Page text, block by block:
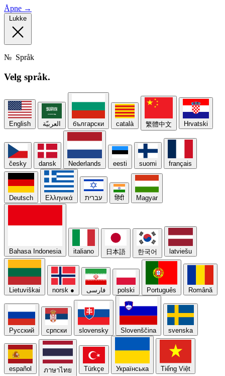
Åpne →
Lukke
№ Språk
Velg språk.
English العربيّة български català 繁體中文 Hrvatski
česky dansk Nederlands eesti suomi français
Deutsch Ελληνικά עברית हिंदी Magyar
Bahasa Indonesia italiano 日本語 한국어 latviešu
Lietuviškai norsk ● فارسی polski Português Română
Русский српски slovensky Slovenščina svenska
español ภาษาไทย Türkçe Українська Tiếng Việt